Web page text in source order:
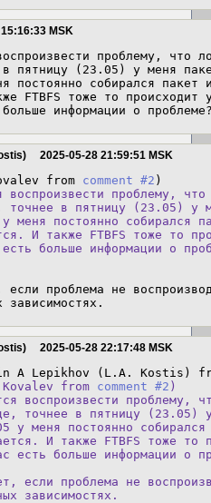
MSK
проблему, что
в пятницу (23.05) у меня
постоянно собирался
FTBFS тоже то происходит
информации о
2025-05-28 21:59:51 MSK
from comment #2
проблему,
точнее в пятницу (23.05) у
меня постоянно собирался
И также FTBFS тоже то
больше информации о
если проблема не
зависимостях.
2025-05-28 22:17:48 MSK
A Lepikhov (L.A. Kostis)
from comment #2 )
воспроизвести проблему,
точнее в пятницу (23.05)
у меня постоянно
И также FTBFS тоже то
есть больше информации о
если проблема не
зависимостях.